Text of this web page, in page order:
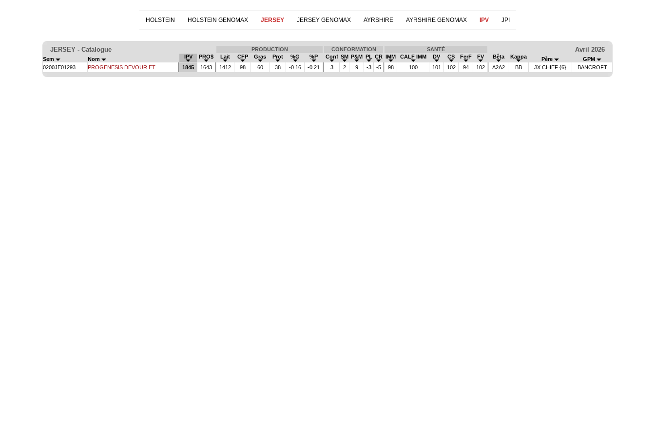
HOLSTEIN HOLSTEIN GENOMAX JERSEY JERSEY GENOMAX AYRSHIRE AYRSHIRE GENOMAX IPV JPI
JERSEY - Catalogue PRODUCTION CONFORMATION SANTÉ Avril 2026
Sem Nom IPV PRO$ Lait CFP Gras Prot %G %P Conf SM P&M PL CR IMM CALF IMM DV CS FerF FV Bêta Kappa Père
GPM
0200JE01293
PROGENESIS DEVOUR ET 1845 1643 1412 98 60 38 -0.16 -0.21 3 2 9 -3 -5 98 100 101 102 94 102 A2A2 BB JX CHIEF {6} BANCROFT